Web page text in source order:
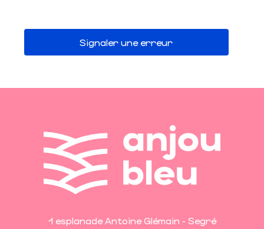
Signaler une erreur
1 esplanade Antoine Glémain - Segré